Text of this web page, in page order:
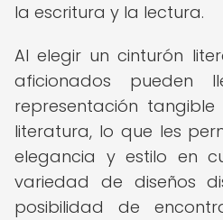
la escritura y la lectura.
Al elegir un cinturón
aficionados pueden
representación
literatura, lo que les
elegancia y estilo en
variedad de diseños
posibilidad de